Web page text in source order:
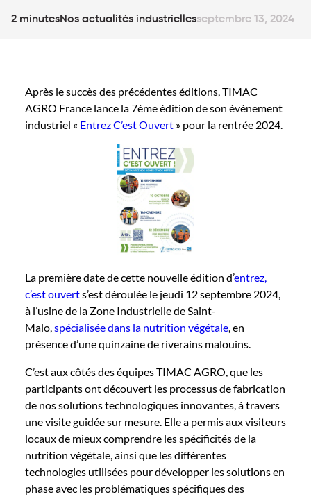
2 minutesNos actualités industriellesseptembre 13, 2024
Après le succès des précédentes éditions, TIMAC
AGRO France lance la 7ème édition de son événement
industriel « Entrez C’est Ouvert» pour la rentrée 2024.
La première date de cette nouvelle édition d’entrez,
c’est ouverts’est déroulée le jeudi 12 septembre 2024,
à l’usine de la Zone Industrielle de Saint-
Malo, spécialisée dans la nutrition végétale, en
présence d’une quinzaine de riverains malouins.
C’est aux côtés des équipes TIMAC AGRO, que les
participants ont découvert les processus de fabrication
de nos solutions technologiques innovantes, à travers
une visite guidée sur mesure. Elle a permis aux visiteurs
locaux de mieux comprendre les spécificités de la
nutrition végétale, ainsi que les différentes
technologies utilisées pour développer les solutions en
phase avec les problématiques spécifiques des